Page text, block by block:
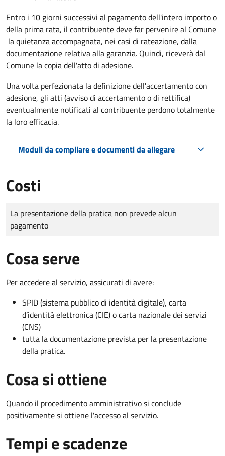
Entro i 10 giorni successivi al pagamento dell'intero importo o
della prima rata, il contribuente deve far pervenire al Comune
la quietanza accompagnata, nei casi di rateazione, dalla
documentazione relativa alla garanzia. Quindi, riceverà dal
Comune la copia dell'atto di adesione.
Una volta perfezionata la definizione dell'accertamento con
adesione, gli atti (avviso di accertamento o di rettifica)
eventualmente notificati al contribuente perdono totalmente
la loro efficacia.
Moduli da compilare e documenti da allegare
Costi
Tipo di pagamento
Importo
La presentazione della pratica non prevede alcun
pagamento
Cosa serve
Per accedere al servizio, assicurati di avere:
SPID (sistema pubblico di identità digitale), carta
d’identità elettronica (CIE) o carta nazionale dei servizi
(CNS)
tutta la documentazione prevista per la presentazione
della pratica.
Cosa si ottiene
Quando il procedimento amministrativo si conclude
positivamente si ottiene l'accesso al servizio.
Tempi e scadenze